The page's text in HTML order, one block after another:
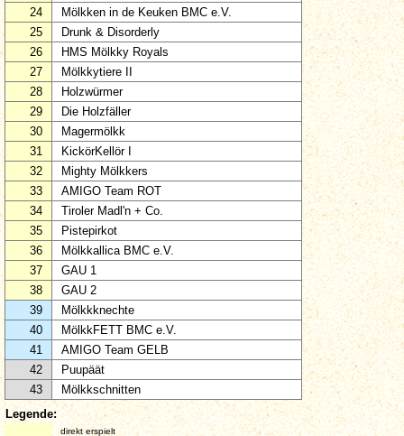
24
Mölkken in de Keuken BMC e.V.
25
Drunk & Disorderly
26
HMS Mölkky Royals
27
Mölkkytiere II
28
Holzwürmer
29
Die Holzfäller
30
Magermölkk
31
KickörKellör I
32
Mighty Mölkkers
33
AMIGO Team ROT
34
Tiroler Madl'n + Co.
35
Pistepirkot
36
Mölkkallica BMC e.V.
37
GAU 1
38
GAU 2
39
Mölkkknechte
40
MölkkFETT BMC e.V.
41
AMIGO Team GELB
42
Puupäät
43
Mölkkschnitten
Legende:
direkt erspielt